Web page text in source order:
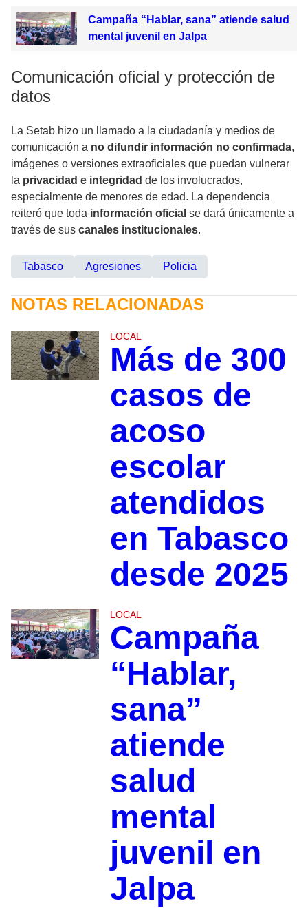
Campaña “Hablar, sana” atiende salud
mental juvenil en Jalpa
Comunicación oficial y protección de
datos
La Setab hizo un llamado a la ciudadanía y medios de
comunicación a no difundir información no confirmada,
imágenes o versiones extraoficiales que puedan vulnerar
la privacidad e integridad de los involucrados,
especialmente de menores de edad. La dependencia
reiteró que toda información oficial se dará únicamente a
través de sus canales institucionales.
Tabasco Agresiones Policia
NOTAS RELACIONADAS
LOCAL
Más de 300
casos de
acoso
escolar
atendidos
en Tabasco
desde 2025
LOCAL
Campaña
“Hablar,
sana”
atiende
salud
mental
juvenil en
Jalpa